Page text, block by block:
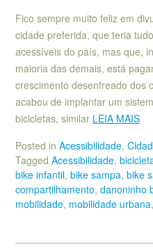
Fico sempre muito feliz em
cidade preferida, que teria
acessíveis do país, mas que,
maioria das demais, está
crescimento desenfreado dos
acabou de implantar um
bicicletas, similar LEIA MAIS
Posted in Acessibilidade,
Tagged Acessibilidade,
bike infantil, bike sampa, bike
compartilhamento, danoninho
mobilidade, mobilidade urbana,